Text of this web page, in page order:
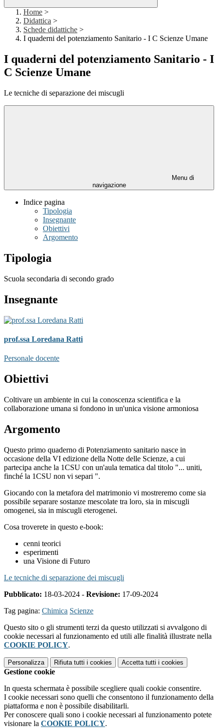
Home >
Didattica >
Schede didattiche >
I quaderni del potenziamento Sanitario - I C Scienze Umane
I quaderni del potenziamento Sanitario - I
C Scienze Umane
Le tecniche di separazione dei miscugli
Menu di
navigazione
Indice pagina
Tipologia
Insegnante
Obiettivi
Argomento
Tipologia
Scuola secondaria di secondo grado
Insegnante
prof.ssa Loredana Ratti
Personale docente
Obiettivi
Coltivare un ambiente in cui la conoscenza scientifica e la
collaborazione umana si fondono in un'unica visione armoniosa
Argomento
Questo primo quaderno di Potenziamento sanitario nasce in
occasione della VI edizione della Notte delle Scienze, a cui
partecipa anche la 1CSU con un'aula tematica dal titolo "... uniti,
finché la 1CSU non vi separi ".
Giocando con la metafora del matrimonio vi mostreremo come sia
possibile separare sostanze mescolate tra loro, sia in miscugli
omogenei, sia in miscugli eterogenei.
Cosa troverete in questo e-book:
cenni teorici
esperimenti
una Visione di Futuro
Le tecniche di separazione dei miscugli
Pubblicato: 18-03-2024 - Revisione: 17-09-2024
Tag pagina: Chimica Scienze
Questo sito o gli strumenti terzi da questo utilizzati si avvalgono di
cookie necessari al funzionamento ed utili alle finalità illustrate nella
COOKIE POLICY.
Personalizza Rifiuta tutti i cookies Accetta tutti i cookies
Gestione cookie
In questa schermata è possibile scegliere quali cookie consentire.
I cookie necessari sono quelli che consentono il funzionamento della
piattaforma e non è possibile disabilitarli.
Per conoscere quali sono i cookie necessari al funzionamento potete
visionare la COOKIE POLICY.